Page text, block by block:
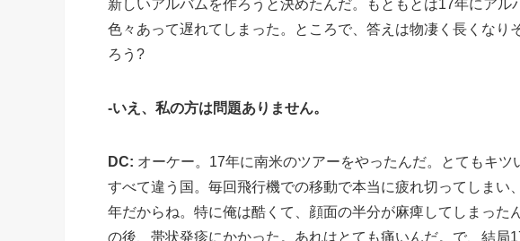
新しいアルバムを作ろうと決めたんだ。もともとは17年にアル
色々あって遅れてしまった。ところで、答えは物凄く長くなり
ろう?
-いえ、私の方は問題ありません。
DC: オーケー。17年に南米のツアーをやったんだ。とてもキ
すべて違う国。毎回飛行機での移動で本当に疲れ切ってしまい
年だからね。特に俺は酷くて、顔面の半分が麻痺してしまった
の後、帯状発疹にかかった。あれはとても痛いんだ。で、結局